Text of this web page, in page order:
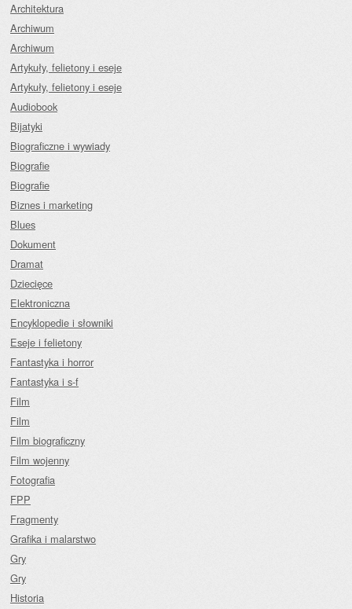
Architektura
Archiwum
Archiwum
Artykuły, felietony i eseje
Artykuły, felietony i eseje
Audiobook
Bijatyki
Biograficzne i wywiady
Biografie
Biografie
Biznes i marketing
Blues
Dokument
Dramat
Dziecięce
Elektroniczna
Encyklopedie i słowniki
Eseje i felietony
Fantastyka i horror
Fantastyka i s-f
Film
Film
Film biograficzny
Film wojenny
Fotografia
FPP
Fragmenty
Grafika i malarstwo
Gry
Gry
Historia